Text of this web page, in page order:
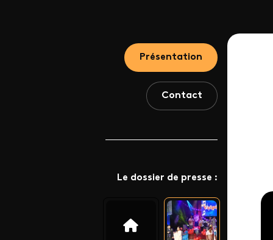
Présentation
Contact
Le dossier de presse :